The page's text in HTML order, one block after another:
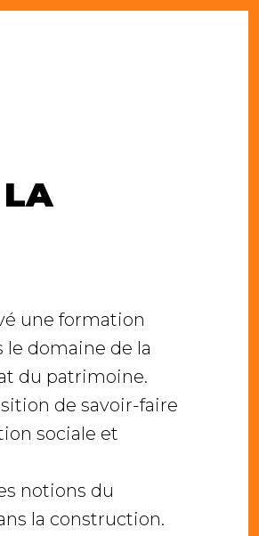
une formation
domaine de la
du patrimoine.
de savoir-faire
sociale et
notions du
la construction.